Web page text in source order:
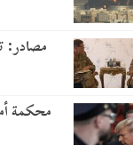
مصادر: